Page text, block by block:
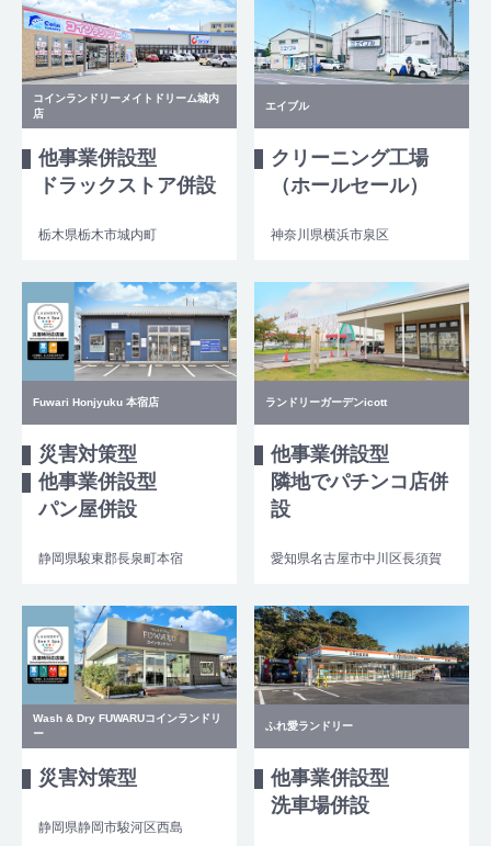
コインランドリーメイトドリーム城内
店
他事業併設型
ドラックストア併設
栃木県栃木市城内町
エイブル
クリーニング工場
（ホールセール）
神奈川県横浜市泉区
Fuwari Honjyuku 本宿店
災害対策型
他事業併設型
パン屋併設
静岡県駿東郡長泉町本宿
ランドリーガーデンicott
他事業併設型
隣地でパチンコ店併
設
愛知県名古屋市中川区長須賀
Wash & Dry FUWARUコインランドリ
ー
災害対策型
静岡県静岡市駿河区西島
ふれ愛ランドリー
他事業併設型
洗車場併設